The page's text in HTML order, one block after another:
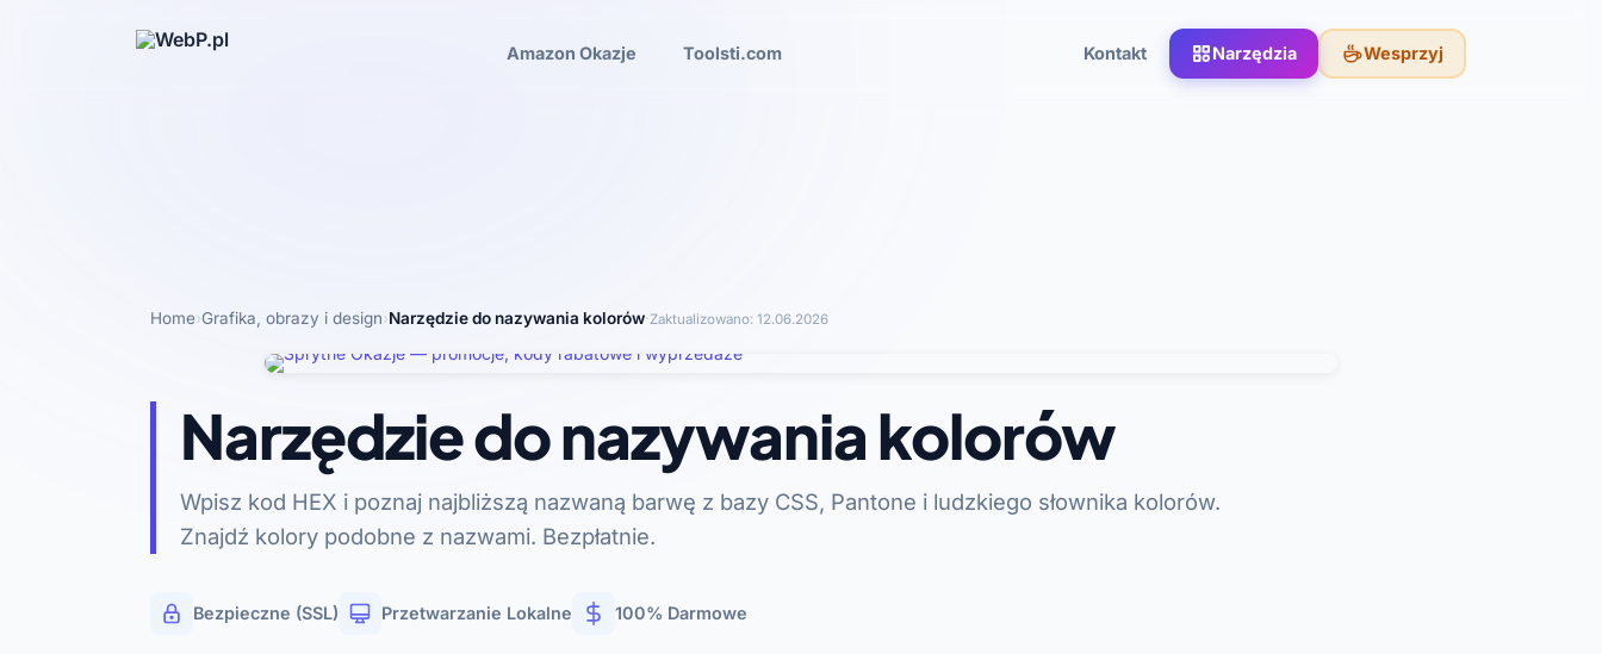
Amazon Okazje Toolsti.com Kontakt Narzędzia Wesprzyj
Home›Grafika, obrazy i design›Narzędzie do nazywania kolorów·Zaktualizowano: 12.06.2026
Narzędzie do nazywania kolorów
Wpisz kod HEX i poznaj najbliższą nazwaną barwę z bazy CSS, Pantone i ludzkiego słownika kolorów.
Znajdź kolory podobne z nazwami. Bezpłatnie.
Bezpieczne (SSL) Przetwarzanie Lokalne 100% Darmowe